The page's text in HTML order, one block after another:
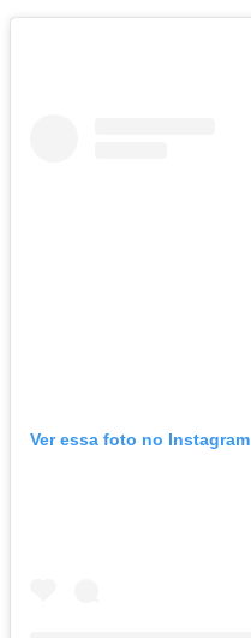
Ver essa foto no Instagram